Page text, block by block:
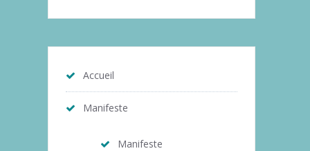
Accueil
Manifeste
Manifeste